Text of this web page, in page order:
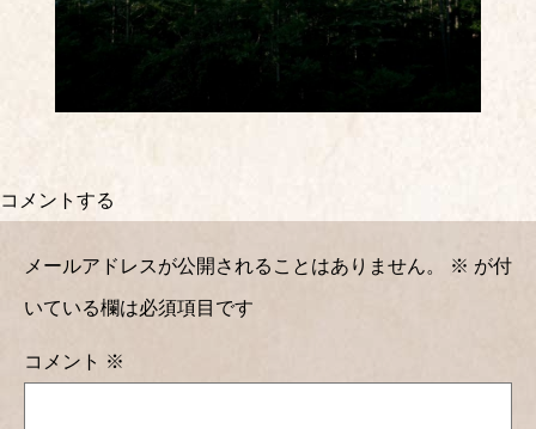
コメントする
メールアドレスが公開されることはありません。 ※ が付
いている欄は必須項目です
コメント ※